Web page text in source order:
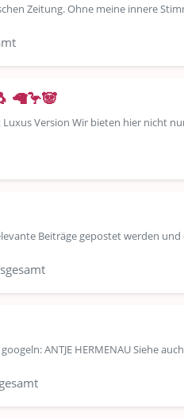
Zeitung. Ohne meine innere
🦙🦩🐼
Version Wir bieten hier nicht
Beiträge gepostet werden
ANTJE HERMENAU Siehe